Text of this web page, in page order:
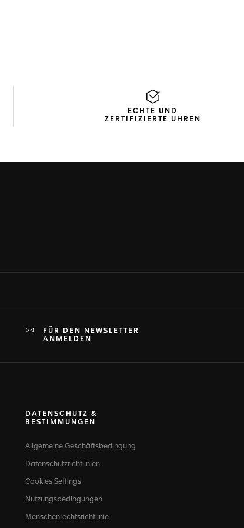
ECHTE UND
ZERTIFIZIERTE UHREN
FÜR DEN NEWSLETTER
ANMELDEN
DATENSCHUTZ &
BESTIMMUNGEN
Allgemeine Geschäftsbedingung
Datenschutzrichtlinien
Cookies Settings
Nutzungsbedingungen
Menschenrechtsrichtlinie